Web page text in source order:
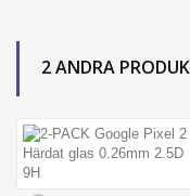
2 ANDRA